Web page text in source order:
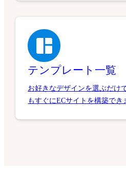
テンプレート一覧
お好きなデザインを選ぶだけ
もすぐにECサイトを構築でき